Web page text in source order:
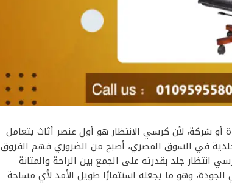
شركة، لأن كرسي الانتظار هو أول عنصر أثاث يتعامل
جلدية في السوق المصري، أصبح من الضروري فهم الفروق
انتظار جلد بقدرته على الجمع بين الراحة والمتانة
وهو ما يجعله استثمارًا طويل الأمد لأي مساحة